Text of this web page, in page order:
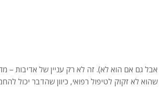
גם אם הוא לא). זה לא רק עניין של אדיבות
לא זקוק לטיפול רפואי, כיוון שהדבר יכול